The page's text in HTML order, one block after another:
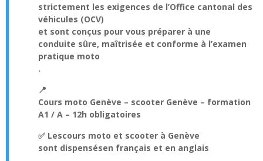
strictement les exigences de l’Office cantonal des
véhicules (OCV)
et sont conçus pour vous préparer à une
conduite sûre, maîtrisée et conforme à l’examen
pratique moto
.
📍
Cours moto Genève – scooter Genève – formation
A1 / A – 12h obligatoires
✅ Lescours moto et scooter à Genève
sont dispensésen français et en anglais